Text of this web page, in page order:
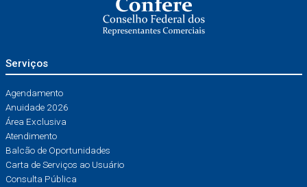
Serviços
Agendamento
Anuidade 2026
Área Exclusiva
Atendimento
Balcão de Oportunidades
Carta de Serviços ao Usuário
Consulta Pública